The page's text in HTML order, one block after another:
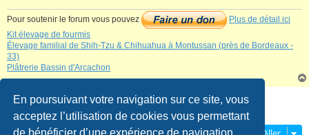
En poursuivant votre navigation sur ce site, vous
acceptez l’utilisation de cookies vous permettant
de bénéficier d’une expérience de navigation
Pour soutenir le forum vous pouvez
Plus de détail ici
Kit élevage de fourmis
Élevage familial de Shih‑Tzu & Chihuahua à Montussan (près de Bordeaux -
33)
Plâtrerie Bassin d'Arcachon
Verrouillé
1 message • Page